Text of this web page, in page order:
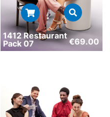
1412 Restaurant
Pack 07
€69.00